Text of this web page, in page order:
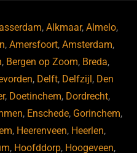
,Alkmaar,Almelo,
,Amersfoort,Amsterdam,
, Bergen op Zoom, Breda,
, Delft, Delfzijl, Den
, Doetinchem, Dordrecht,
, Enschede, Gorinchem,
, Heerenveen, Heerlen,
, Hoofddorp, Hoogeveen,